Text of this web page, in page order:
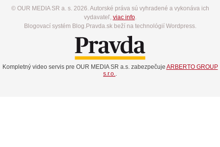
© OUR MEDIA SR a. s. 2026. Autorské práva sú vyhradené a vykonáva ich
vydavateľ, viac info.
Blogovací systém Blog.Pravda.sk beží na technológií Wordpress.
Kompletný video servis pre OUR MEDIA SR a.s. zabezpečuje ARBERTO GROUP
s.r.o.